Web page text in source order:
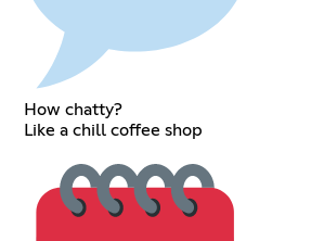
How chatty?
Like a chill coffee shop